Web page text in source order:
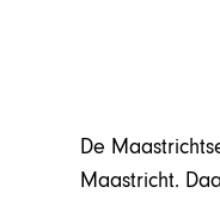
De
Maastricht.